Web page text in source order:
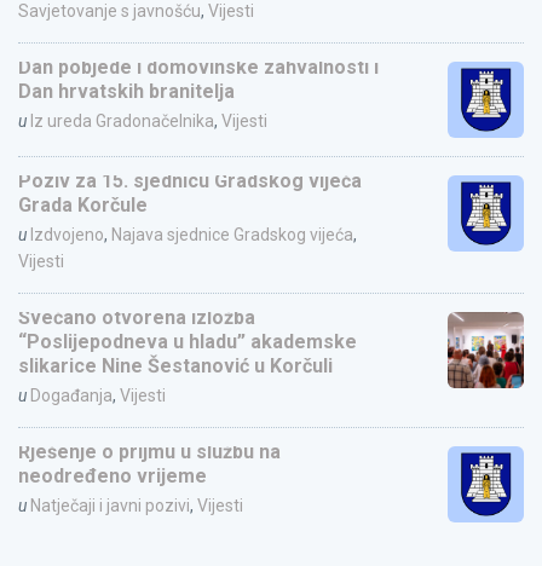
Savjetovanje s javnošću, Vijesti
Dan pobjede i domovinske zahvalnosti i
Dan hrvatskih branitelja
u Iz ureda Gradonačelnika, Vijesti
Poziv za 15. sjednicu Gradskog vijeća
Grada Korčule
u Izdvojeno, Najava sjednice Gradskog vijeća,
Vijesti
Svečano otvorena izložba
“Poslijepodneva u hladu” akademske
slikarice Nine Šestanović u Korčuli
u Događanja, Vijesti
Rješenje o prijmu u službu na
neodređeno vrijeme
u Natječaji i javni pozivi, Vijesti